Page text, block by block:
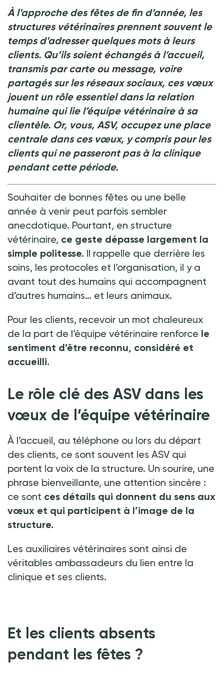
Crédit photo @ Yekatseryna Netuk - shutterstock.com
À l’approche des fêtes de fin d’année, les
structures vétérinaires prennent souvent le
temps d’adresser quelques mots à leurs
clients. Qu’ils soient échangés à l’accueil,
transmis par carte ou message, voire
partagés sur les réseaux sociaux, ces vœux
jouent un rôle essentiel dans la relation
humaine qui lie l’équipe vétérinaire à sa
clientèle. Or, vous, ASV, occupez une place
centrale dans ces vœux, y compris pour les
clients qui ne passeront pas à la clinique
pendant cette période.
Souhaiter de bonnes fêtes ou une belle
année à venir peut parfois sembler
anecdotique. Pourtant, en structure
vétérinaire, ce geste dépasse largement la
simple politesse. Il rappelle que derrière les
soins, les protocoles et l’organisation, il y a
avant tout des humains qui accompagnent
d’autres humains… et leurs animaux.
Pour les clients, recevoir un mot chaleureux
de la part de l’équipe vétérinaire renforce le
sentiment d’être reconnu, considéré et
accueilli.
Le rôle clé des ASV dans les
vœux de l’équipe vétérinaire
À l’accueil, au téléphone ou lors du départ
des clients, ce sont souvent les ASV qui
portent la voix de la structure. Un sourire, une
phrase bienveillante, une attention sincère :
ce sont ces détails qui donnent du sens aux
vœux et qui participent à l’image de la
structure.
Les auxiliaires vétérinaires sont ainsi de
véritables ambassadeurs du lien entre la
clinique et ses clients.
Et les clients absents
pendant les fêtes ?